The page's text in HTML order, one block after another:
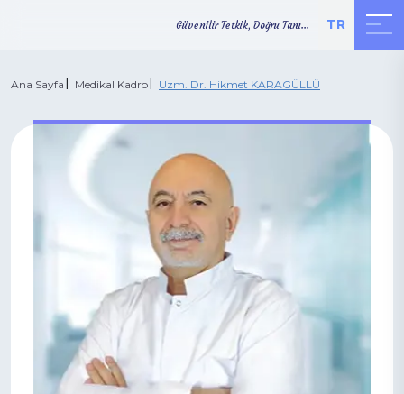
TR
Güvenilir Tetkik, Doğru Tanı...
ONLINE
RANDEVU
YOL TARİFİ
Ana Sayfa Medikal Kadro Uzm. Dr. Hikmet KARAGÜLLÜ